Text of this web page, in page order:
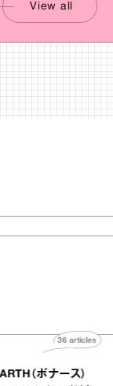
View all
（ボナース）
36